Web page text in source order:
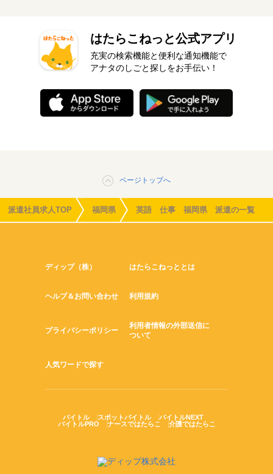
はたらこねっと公式アプリ
充実の検索機能と便利な通知機能で
アナタのしごと探しをお手伝い！
ページトップへ
派遣社員求人TOP 福岡県 英語 仕事 福岡県 派遣の一覧
ディップ（株） はたらこねっととは
ヘルプ＆お問い合わせ 利用規約
プライバシーポリシー
利用者情報の外部送信に
ついて
人気ワードで探す
バイトル スポットバイトル
バイトルNEXT
バイトルPRO
ナースではたらこ 介護ではたらこ